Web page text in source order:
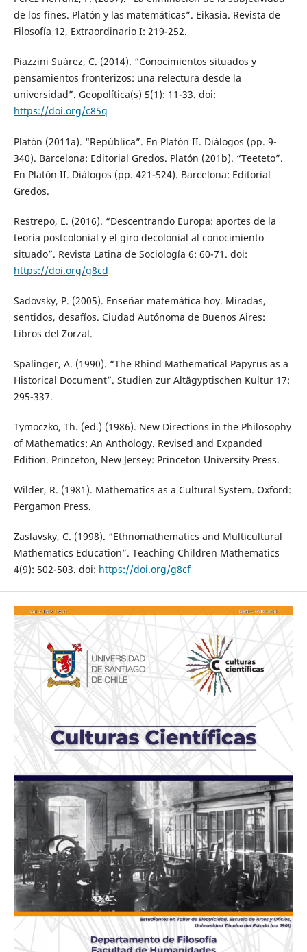
de los fines. Platón y las matemáticas”. Eikasia. Revista de
Filosofía 12, Extraordinario I: 219-252.
Piazzini Suárez, C. (2014). “Conocimientos situados y
pensamientos fronterizos: una relectura desde la
universidad”. Geopolítica(s) 5(1): 11-33. doi:
https://doi.org/c85q
Platón (2011a). “República”. En Platón II. Diálogos (pp. 9-
340). Barcelona: Editorial Gredos. Platón (201b). “Teeteto”.
En Platón II. Diálogos (pp. 421-524). Barcelona: Editorial
Gredos.
Restrepo, E. (2016). “Descentrando Europa: aportes de la
teoría postcolonial y el giro decolonial al conocimiento
situado”. Revista Latina de Sociología 6: 60-71. doi:
https://doi.org/g8cd
Sadovsky, P. (2005). Enseñar matemática hoy. Miradas,
sentidos, desafíos. Ciudad Autónoma de Buenos Aires:
Libros del Zorzal.
Spalinger, A. (1990). “The Rhind Mathematical Papyrus as a
Historical Document”. Studien zur Altägyptischen Kultur 17:
295-337.
Tymoczko, Th. (ed.) (1986). New Directions in the Philosophy
of Mathematics: An Anthology. Revised and Expanded
Edition. Princeton, New Jersey: Princeton University Press.
Wilder, R. (1981). Mathematics as a Cultural System. Oxford:
Pergamon Press.
Zaslavsky, C. (1998). “Ethnomathematics and Multicultural
Mathematics Education”. Teaching Children Mathematics
4(9): 502-503. doi: https://doi.org/g8cf